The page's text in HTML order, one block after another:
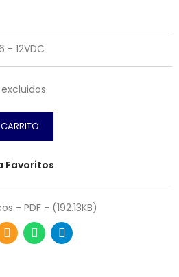
- 12VDC
Favoritos
- PDF - (192.13KB)